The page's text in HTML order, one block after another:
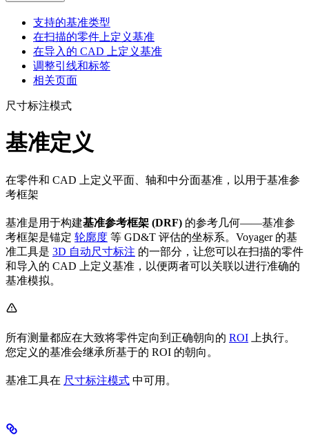
支持的基准类型
在扫描的零件上定义基准
在导入的 CAD 上定义基准
调整引线和标签
相关页面
尺寸标注模式
基准定义
在零件和 CAD 上定义平面、轴和中分面基准，以用于基准参
考框架
基准是用于构建基准参考框架 (DRF) 的参考几何——基准参
考框架是锚定 轮廓度 等 GD&T 评估的坐标系。Voyager 的基
准工具是 3D 自动尺寸标注 的一部分，让您可以在扫描的零件
和导入的 CAD 上定义基准，以便两者可以关联以进行准确的
基准模拟。
所有测量都应在大致将零件定向到正确朝向的 ROI 上执行。
您定义的基准会继承所基于的 ROI 的朝向。
基准工具在 尺寸标注模式 中可用。